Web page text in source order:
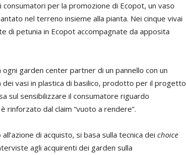
per la promozione di Ecopot, un vaso
nel terreno insieme alla pianta. Nei cinque vivai
petunia in Ecopot accompagnate da apposita
garden center partner di un pannello con un
vasi in plastica di basilico, prodotto per il progetto
sul sensibilizzare il consumatore riguardo
rinforzato dal claim “vuoto a rendere”.
di acquisto, si basa sulla tecnica dei choice
agli acquirenti dei garden sulla